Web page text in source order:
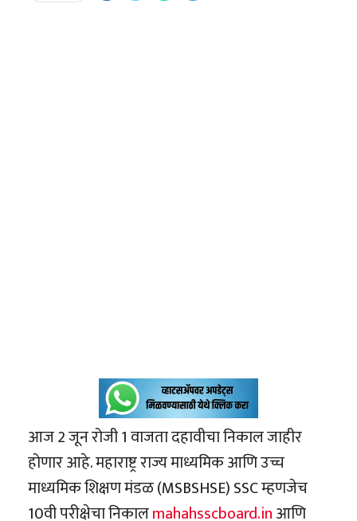
आज 2 जून रोजी 1 वाजता दहावीचा निकाल जाहीर
होणार आहे. महाराष्ट्र राज्य माध्यमिक आणि उच्च
माध्यमिक शिक्षण मंडळ (MSBSHSE) SSC म्हणजेच
10वी परीक्षेचा निकालmahahsscboard.inआणि